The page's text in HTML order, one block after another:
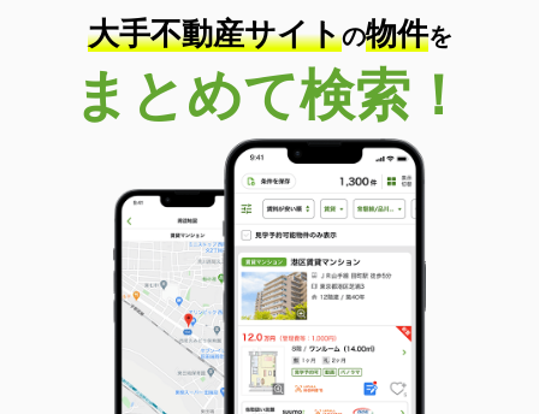
間取り
1K
北海道北見市美芳町２丁目
価 格
3万円
北海道北見市美芳町２丁目
44.62m²
間取り
2LDK
北海道網走郡美幌町字東町１丁目
価 格
3.50万円
住 所
北海道網走郡美幌町字東町１丁目
専有面積 49.68m²
間取り
2DK
大手不動産サイトの物件を
まとめて検索！